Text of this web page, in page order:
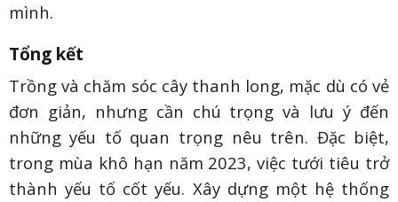
mình.
Tổng kết
Trồng và chăm sóc cây thanh long, mặc dù có vẻ
đơn giản, nhưng cần chú trọng và lưu ý đến
những yếu tố quan trọng nêu trên. Đặc biệt,
trong mùa khô hạn năm 2023, việc tưới tiêu trở
thành yếu tố cốt yếu. Xây dựng một hệ thống